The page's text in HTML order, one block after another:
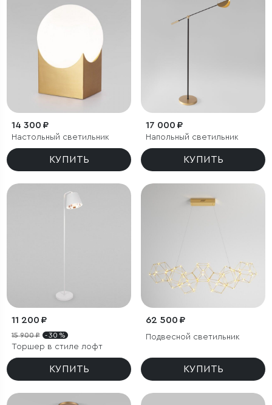
14 300 ₽
Настольный светильник
КУПИТЬ
17 000 ₽
Напольный светильник
КУПИТЬ
11 200 ₽
15 900 ₽ - 30 %
Торшер в стиле лофт
КУПИТЬ
62 500 ₽
Подвесной светильник
КУПИТЬ